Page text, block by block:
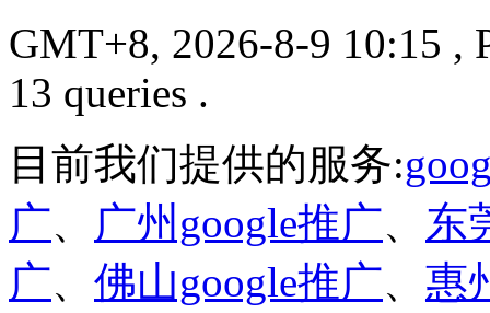
GMT+8, 2026-8-9 10:15 ,
13 queries .
目前我们提供的服务:
广、 广州google推广、 东
广、 佛山google推广、 惠